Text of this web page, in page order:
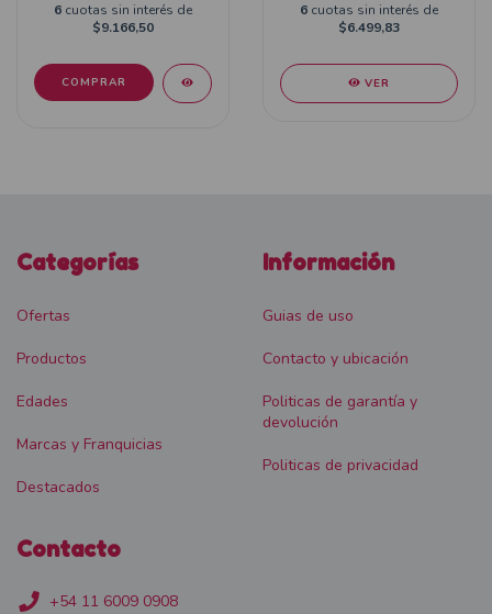
6 cuotas sin interés de
$9.166,50
6 cuotas sin interés de
$6.499,83
VER
Categorías
Ofertas
Productos
Edades
Marcas y Franquicias
Destacados
Información
Guias de uso
Contacto y ubicación
Politicas de garantía y
devolución
Politicas de privacidad
Contacto
+54 11 6009 0908